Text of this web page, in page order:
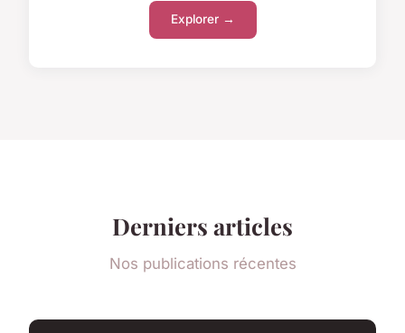
Explorer →
Derniers articles
Nos publications récentes